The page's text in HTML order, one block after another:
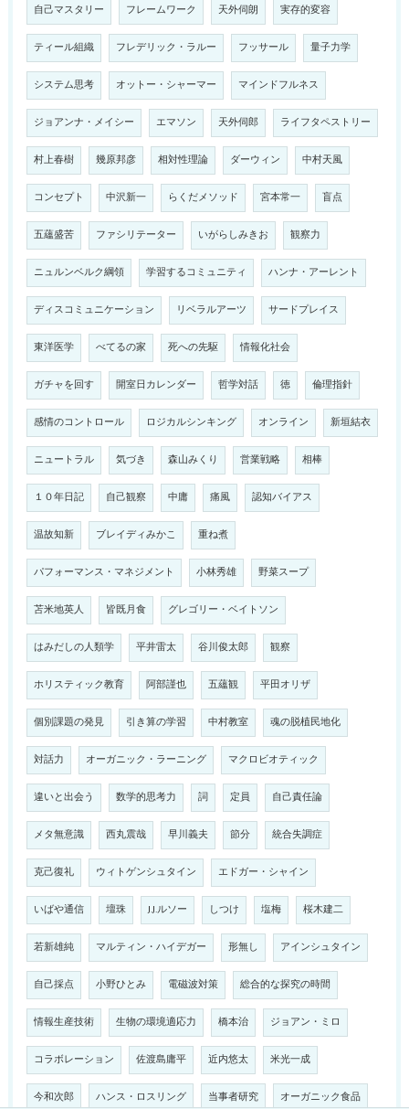
自己マスタリー フレームワーク 天外伺朗 実存的変容
ティール組織 フレデリック・ラルー フッサール 量子力学
システム思考 オットー・シャーマー マインドフルネス
ジョアンナ・メイシー エマソン 天外伺郎 ライフタペストリー
村上春樹 幾原邦彦 相対性理論 ダーウィン 中村天風
コンセプト 中沢新一 らくだメソッド 宮本常一 盲点
五蘊盛苦 ファシリテーター いがらしみきお 観察力
ニュルンベルク綱領 学習するコミュニティ ハンナ・アーレント
ディスコミュニケーション リベラルアーツ サードプレイス
東洋医学 べてるの家 死への先駆 情報化社会
ガチャを回す 開室日カレンダー 哲学対話 徳 倫理指針
感情のコントロール ロジカルシンキング オンライン 新垣結衣
ニュートラル 気づき 森山みくり 営業戦略 相棒
１０年日記 自己観察 中庸 痛風 認知バイアス
温故知新 ブレイディみかこ 重ね煮
パフォーマンス・マネジメント 小林秀雄 野菜スープ
苫米地英人 皆既月食 グレゴリー・ベイトソン
はみだしの人類学 平井雷太 谷川俊太郎 観察
ホリスティック教育 阿部謹也 五蘊観 平田オリザ
個別課題の発見 引き算の学習 中村教室 魂の脱植民地化
対話力 オーガニック・ラーニング マクロビオティック
違いと出会う 数学的思考力 詞 定員 自己責任論
メタ無意識 西丸震哉 早川義夫 節分 統合失調症
克己復礼 ウィトゲンシュタイン エドガー・シャイン
いばや通信 壇珠 J.J.ルソー しつけ 塩梅 桜木建二
若新雄純 マルティン・ハイデガー 形無し アインシュタイン
自己採点 小野ひとみ 電磁波対策 総合的な探究の時間
情報生産技術 生物の環境適応力 橋本治 ジョアン・ミロ
コラボレーション 佐渡島庸平 近内悠太 米光一成
今和次郎 ハンス・ロスリング 当事者研究 オーガニック食品